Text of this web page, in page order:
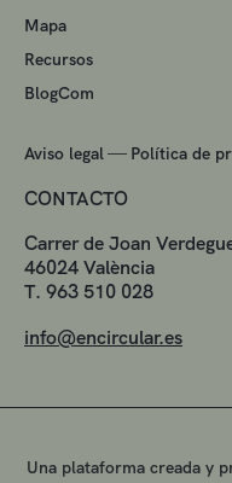
Mapa
Recursos
BlogCom
Aviso legal — Política de
CONTACTO
Carrer de Joan
46024 València
T. 963 510 028
info@encircular.es
Una plataforma creada y